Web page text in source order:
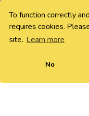
To function correctly
requires cookies.
site. Learn more
No